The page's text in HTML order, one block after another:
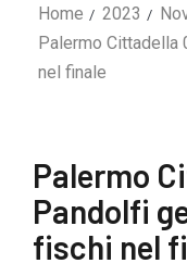
Home 2023
Palermo Cittadella
nel finale
Palermo
Pandolfi
fischi nel